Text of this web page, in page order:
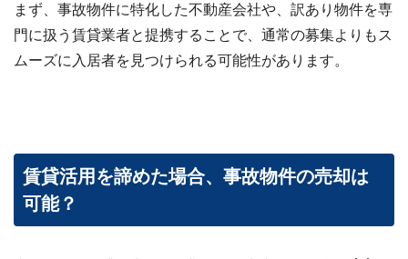
まず、事故物件に特化した不動産会社や、訳あり物件を専
門に扱う賃貸業者と提携することで、通常の募集よりもス
ムーズに入居者を見つけられる可能性があります。
賃貸活用を諦めた場合、事故物件の売却は
可能？